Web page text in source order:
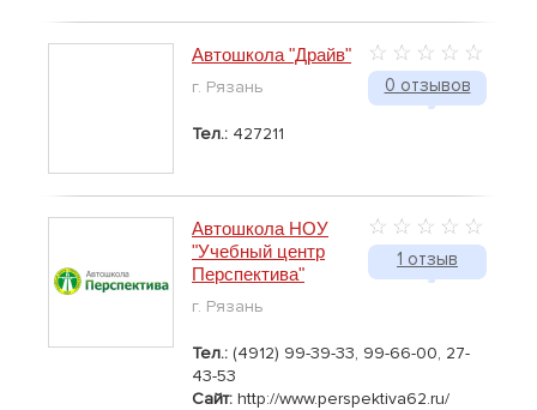
0 отзывов
Автошкола "Драйв"
г. Рязань
Тел.: 427211
1 отзыв
Автошкола НОУ
"Учебный центр
Перспектива"
г. Рязань
Тел.: (4912) 99-39-33, 99-66-00, 27-
43-53
Сайт: http://www.perspektiva62.ru/